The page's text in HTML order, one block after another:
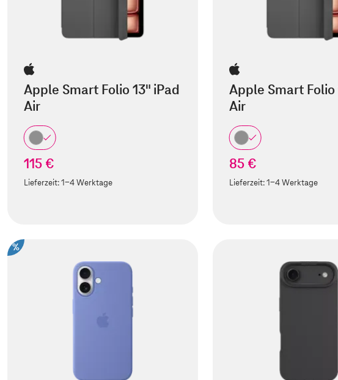
Apple Smart Folio 13" iPad
Air
115 €
Lieferzeit:1-4 Werktage
Apple Smart Folio
Air
85 €
Lieferzeit:1-4 Werktage
%